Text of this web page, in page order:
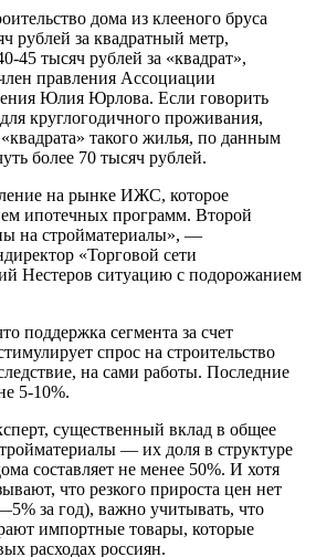
дома из клееного бруса
рублей за квадратный метр,
45 тысяч рублей за «квадрат»,
правления Ассоциации
Юлия Юрлова. Если говорить
круглогодичного проживания,
такого жилья, по данным
более 70 тысяч рублей.
на рынке ИЖС, которое
ипотечных программ. Второй
на стройматериалы», —
«Торговой сети
Нестеров ситуацию с подорожанием
поддержка сегмента за счет
спрос на строительство
на сами работы. Последние
5-10%.
существенный вклад в общее
— их доля в структуре
составляет не менее 50%. И хотя
что резкого прироста цен нет
за год), важно учитывать, что
импортные товары, которые
расходах россиян.